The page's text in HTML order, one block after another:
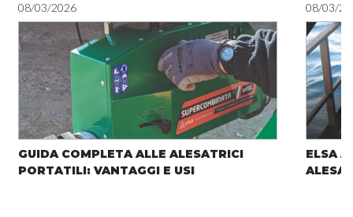
08/03/2026
GUIDA COMPLETA ALLE ALESATRICI
PORTATILI: VANTAGGI E USI
08/03/
ELSA